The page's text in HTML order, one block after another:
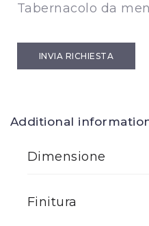
Tabernacolo da
INVIA RICHIESTA
Additional
Dimensione
Finitura